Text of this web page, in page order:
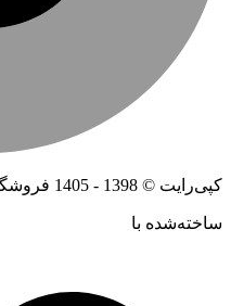
کپی‌رایت © 1398 - 1405 فروشگاه راکولو،همه حقوق محفوظ است.
ساخته‌شده ‌با